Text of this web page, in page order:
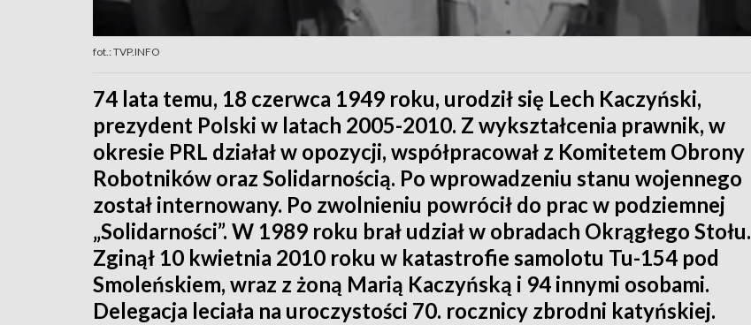
fot.: TVP.INFO
74 lata temu, 18 czerwca 1949 roku, urodził się Lech Kaczyński,
prezydent Polski w latach 2005-2010. Z wykształcenia prawnik, w
okresie PRL działał w opozycji, współpracował z Komitetem Obrony
Robotników oraz Solidarnością. Po wprowadzeniu stanu wojennego
został internowany. Po zwolnieniu powrócił do prac w podziemnej
„Solidarności”. W 1989 roku brał udział w obradach Okrągłego Stołu.
Zginął 10 kwietnia 2010 roku w katastrofie samolotu Tu-154 pod
Smoleńskiem, wraz z żoną Marią Kaczyńską i 94 innymi osobami.
Delegacja leciała na uroczystości 70. rocznicy zbrodni katyńskiej.